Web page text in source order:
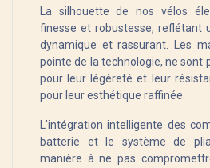
La silhouette de nos vélos
finesse et robustesse, reflétant
dynamique et rassurant. Les
pointe de la technologie, ne sont
pour leur légèreté et leur
pour leur esthétique raffinée.
L'intégration intelligente des
batterie et le système de
manière à ne pas